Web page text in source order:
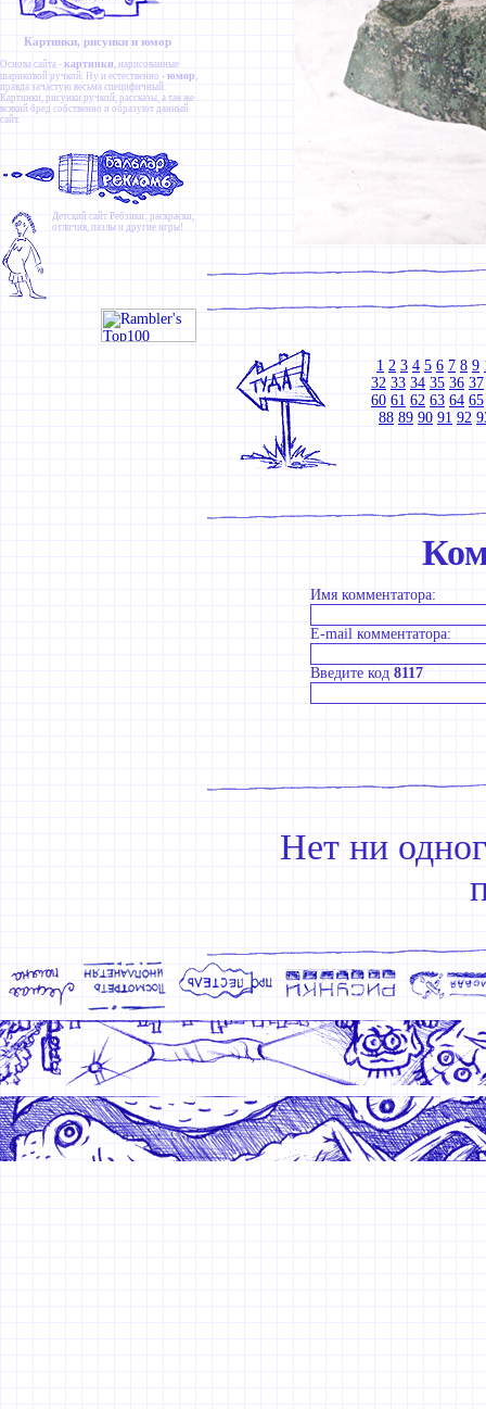
Картинки, рисунки и юмор
Основа сайта - картинки , нарисованные
шариковой ручкой. Ну и естественно - юмор ,
правда зачастую весьма специфичный.
Картинки, рисунки ручкой, рассказы, а так же
всякий бред собственно и образуют данный
сайт.
Детский сайт Ребзики: раскраски,
отличия, пазлы и другие игры!
1 2 3 4 5 6 7 8 9
32 33 34 35 36 37
60 61 62 63 64 65
88 89 90 91 92
Имя комментатора:
E-mail комментатора:
Введите код 8117
Нет ни